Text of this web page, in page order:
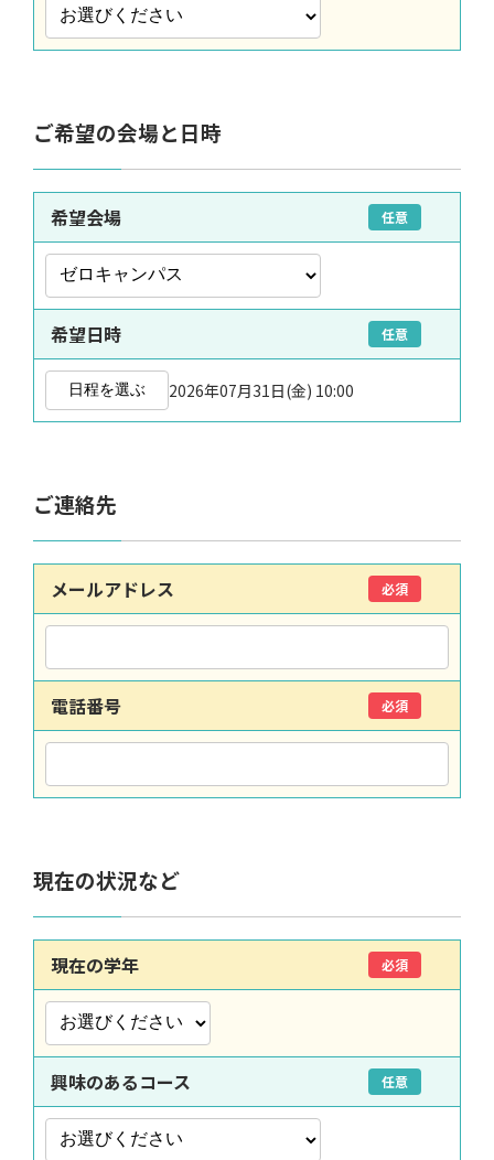
ご希望の会場と日時
希望会場 任意
希望日時 任意
日程を選ぶ 2026年07月31日(金) 10:00
ご連絡先
メールアドレス 必須
電話番号 必須
現在の状況など
現在の学年 必須
興味のあるコース 任意